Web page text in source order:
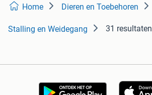
Home Dieren en Toebehoren
Stalling en Weidegang 31 resultaten